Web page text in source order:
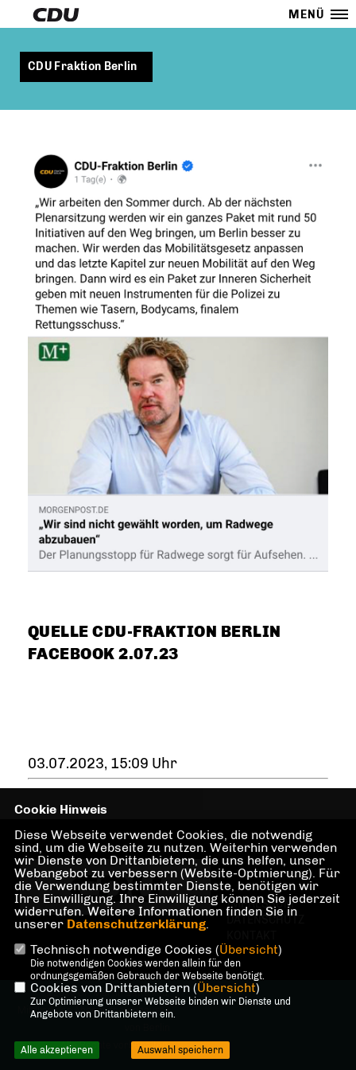
MENÜ
CDU Fraktion Berlin
QUELLE CDU-FRAKTION BERLIN
FACEBOOK 2.07.23
03.07.2023, 15:09 Uhr
IMPRESSUM
DATENSCHUTZ
@2026 Dr. Martin Sattelkau,
Mitglied des Abgeordnetenhauses
Alle Rechte vorbehalten.
Cookie Hinweis
Diese Webseite verwendet Cookies, die notwendig
sind, um die Webseite zu nutzen. Weiterhin verwenden
wir Dienste von Drittanbietern, die uns helfen, unser
Webangebot zu verbessern (Website-Optmierung). Für
die Verwendung bestimmter Dienste, benötigen wir
Ihre Einwilligung. Ihre Einwilligung können Sie jederzeit
widerrufen. Weitere Informationen finden Sie in
unserer Datenschutzerklärung.
Technisch notwendige Cookies (Übersicht)
Die notwendigen Cookies werden allein für den
ordnungsgemäßen Gebrauch der Webseite benötigt.
Cookies von Drittanbietern (Übersicht)
Zur Optimierung unserer Webseite binden wir Dienste und
Angebote von Drittanbietern ein.
Alle akzeptieren Auswahl speichern